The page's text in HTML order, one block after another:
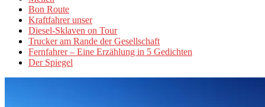
Bon Route
Kraftfahrer unser
Diesel-Sklaven on Tour
Trucker am Rande der Gesellschaft
Fernfahrer – Eine Erzählung in 5 Gedichten
Der Spiegel